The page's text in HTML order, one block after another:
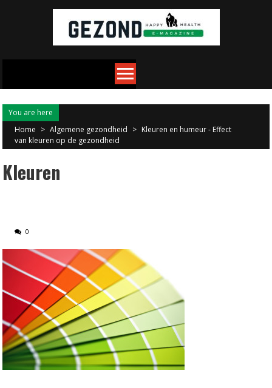
You are here
Home > Algemene gezondheid > Kleuren en humeur - Effect
van kleuren op de gezondheid
Kleuren
0